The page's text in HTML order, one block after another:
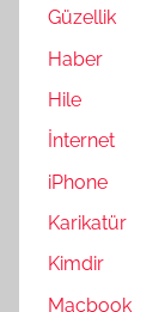
Güzellik
Haber
Hile
İnternet
iPhone
Karikatür
Kimdir
Macbook